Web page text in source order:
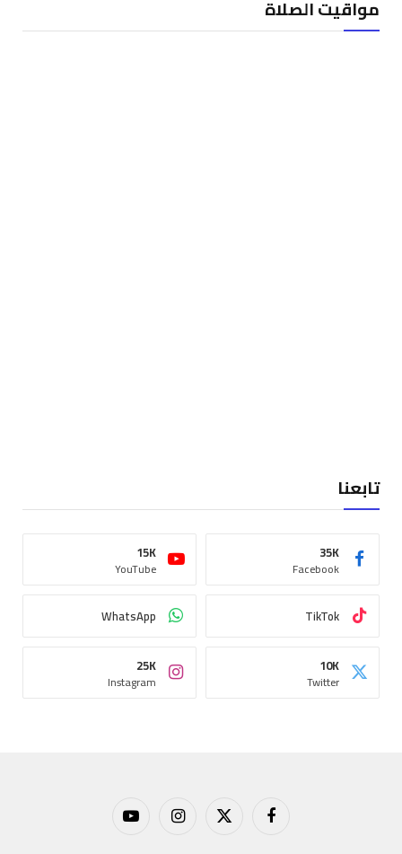
مواقيت الصلاة
تابعنا
Facebook
35K
YouTube
15K
TikTok
WhatsApp
Twitter
10K
Instagram
25K
فيسبوك X الانستغراميوتيوب